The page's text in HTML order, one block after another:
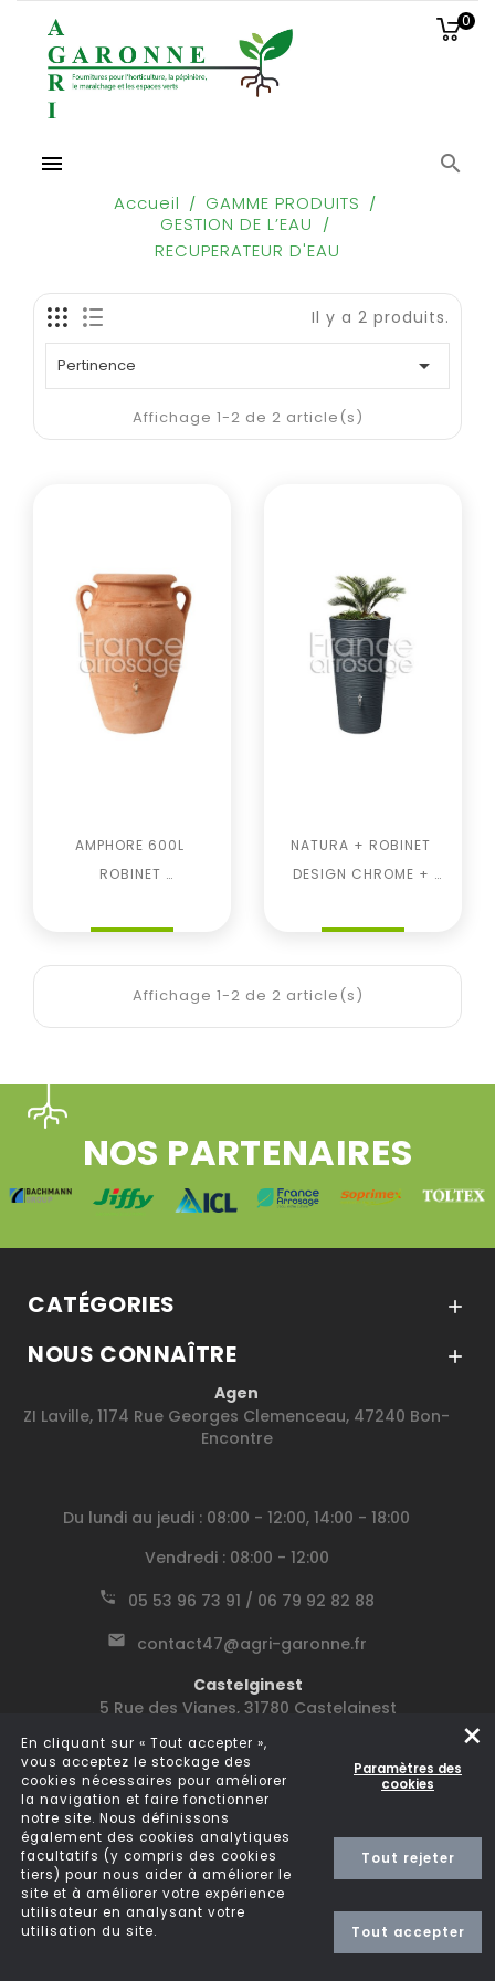
0
 
Accueil
GAMME PRODUITS
GESTION DE L’EAU
RECUPERATEUR D'EAU
Il y a 2 produits.
Pertinence 
Affichage 1-2 de 2 article(s)
AMPHORE 600L
ROBINET
FILTRANT
NATURA + ROBINET
DESIGN CHROME +
Affichage 1-2 de 2 article(s)
NOS PARTENAIRES
CATÉGORIES 
NOUS CONNAÎTRE

Agen
ZI Laville, 1174 Rue Georges Clemenceau, 47240 Bon-
Encontre
Du lundi au jeudi : 08:00 - 12:00, 14:00 - 18:00
Vendredi : 08:00 - 12:00
05 53 96 73 91 / 06 79 92 82 88
contact47@agri-garonne.fr
Castelginest
5 Rue des Vignes, 31780 Castelginest
Le lundi : 08:15 - 12:00, 14:00 - 18:00
Du mardi au jeudi : 08:15 - 12:00, 13:30 - 17:30
Vendredi : 08:00 - 12:00
05 62 75 11 11 / 06 78 15 88 12
contact31@agri-garonne.fr
×
En cliquant sur « Tout accepter »,
vous acceptez le stockage des
cookies nécessaires pour améliorer
la navigation et faire fonctionner
notre site. Nous définissons
également des cookies analytiques
facultatifs (y compris des cookies
tiers) pour nous aider à améliorer le
site et à améliorer votre expérience
utilisateur en analysant votre
utilisation du site.
Paramètres des
cookies
Tout rejeter
Tout accepter